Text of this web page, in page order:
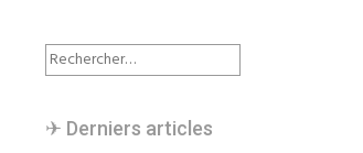
Rechercher :
✈︎ Derniers articles